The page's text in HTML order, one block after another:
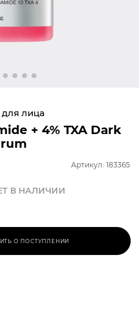
лица
+ 4% TXA Dark
Артикул: 183365
В НАЛИЧИИ
О ПОСТУПЛЕНИИ